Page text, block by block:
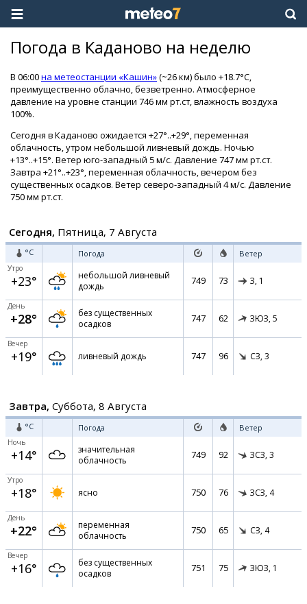
Погода в Каданово на неделю
В 06:00на метеостанции «Кашин»(~26 км) было +18.7°C,
преимущественно облачно, безветренно. Атмосферное
давление на уровне станции 746 мм рт.ст, влажность воздуха
100%.
Сегодня в Каданово ожидается +27°..+29°, переменная
облачность, утром небольшой ливневый дождь. Ночью
+13°..+15°. Ветер юго-западный 5 м/с. Давление 747 мм рт.ст.
Завтра +21°..+23°, переменная облачность, вечером без
существенных осадков. Ветер северо-западный 4 м/с. Давление
750 мм рт.ст.
Сегодня, Пятница, 7 Августа
°C Погода Ветер
Утро
+23°
небольшой ливневый
дождь
749 73 З, 1
День
+28°
без существенных
осадков
747 62 ЗЮЗ, 5
Вечер
+19° ливневый дождь 747 96 СЗ, 3
Завтра, Суббота, 8 Августа
°C Погода Ветер
Ночь
+14°
значительная
облачность
749 92 ЗСЗ, 3
Утро
+18° ясно 750 76 ЗСЗ, 4
День
+22°
переменная
облачность
750 65 СЗ, 4
Вечер
+16°
без существенных
осадков
751 75 ЗЮЗ, 1